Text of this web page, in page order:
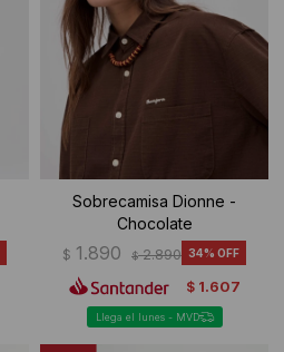
Sobrecamisa Dionne -
Chocolate
$ 1.890 $ 2.890 34
$ 1.607
Llega el lunes - MVD